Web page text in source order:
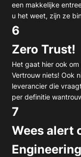
een makkelijke
u het weet, zijn ze
6
Zero Trust!
Het gaat hier ook
Vertrouw niets! Ook
leverancier die
per definitie
7
Wees alert